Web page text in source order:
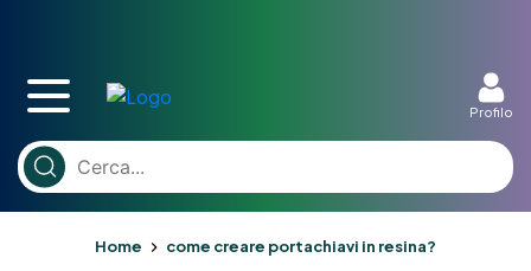
Profilo
Home come creare portachiavi in resina?